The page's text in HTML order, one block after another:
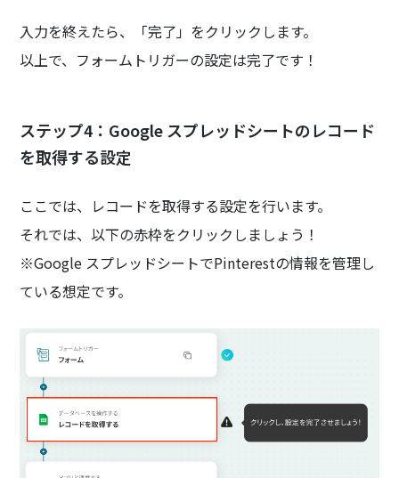
入力を終えたら、「完了」をクリックします。
以上で、フォームトリガーの設定は完了です！
ステップ4：Google スプレッドシートのレコード
を取得する設定
ここでは、レコードを取得する設定を行います。
それでは、以下の赤枠をクリックしましょう！
※Google スプレッドシートでPinterestの情報を管理し
ている想定です。